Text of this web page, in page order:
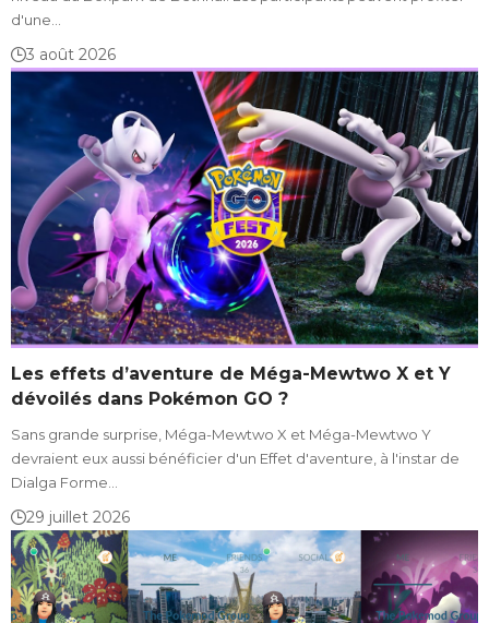
d'une…
3 août 2026
Les effets d’aventure de Méga-Mewtwo X et Y
dévoilés dans Pokémon GO ?
Sans grande surprise, Méga-Mewtwo X et Méga-Mewtwo Y
devraient eux aussi bénéficier d'un Effet d'aventure, à l'instar de
Dialga Forme…
29 juillet 2026